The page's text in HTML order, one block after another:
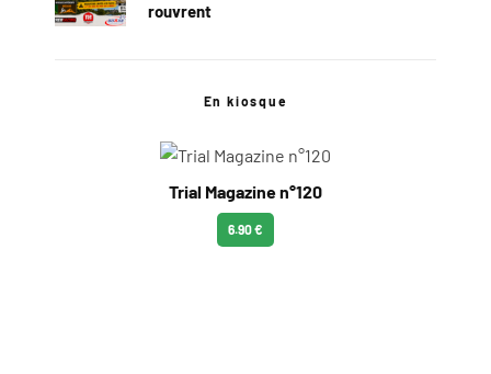
rouvrent
En kiosque
Trial Magazine n°120
6.90 €